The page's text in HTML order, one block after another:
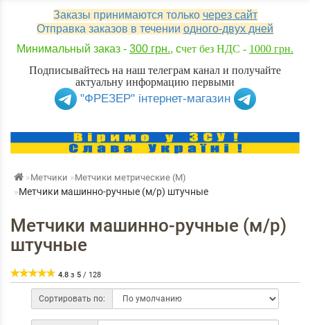
Заказы принимаются только через сайт
Отправка заказов в течении одного-двух дней
Минимальный заказ - 300 грн., счет без НДС - 1000 грн.
Подписывайтесь на наш телеграм канал и получайте
актуальну информацию первыми
"ФРЕЗЕР" інтернет-магазин
Метчики Метчики метрические (М)
Метчики машинно-ручные (м/р) штучные
Метчики машинно-ручные (м/р)
штучные
4.8 з 5 / 128
Сортировать по: